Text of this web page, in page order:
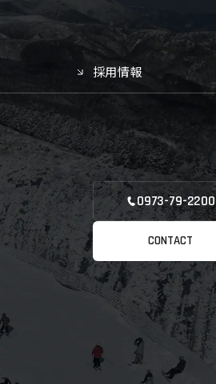
採用情報
0973-79-2200
CONTACT